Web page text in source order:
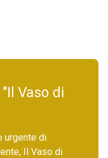
Vaso di
urgente di
Il Vaso di